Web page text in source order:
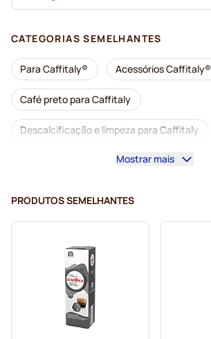
CATEGORIAS SEMELHANTES
Para Caffitaly® Acessórios Caffitaly®
Café preto para Caffitaly
Descalcificação e limpeza para Caffitaly
Cápsulas Gimoka para Caffitaly
Mostrar mais
PRODUTOS SEMELHANTES